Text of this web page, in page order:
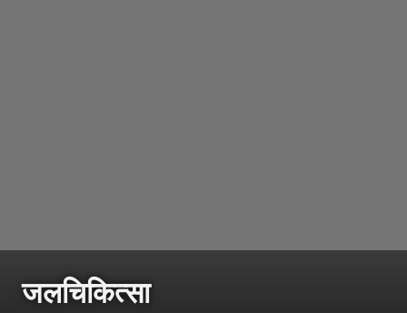
जलचिकित्सा